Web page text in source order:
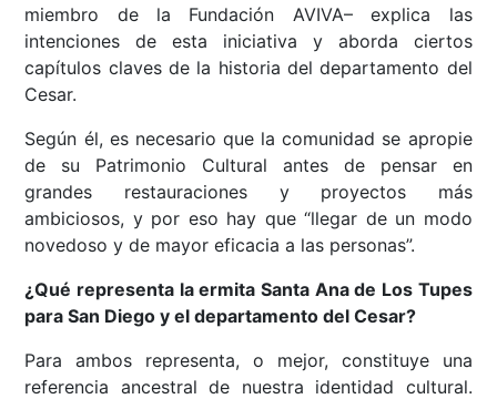
miembro de la Fundación AVIVA– explica las
intenciones de esta iniciativa y aborda ciertos
capítulos claves de la historia del departamento del
Cesar.
Según él, es necesario que la comunidad se apropie
de su Patrimonio Cultural antes de pensar en
grandes restauraciones y proyectos más
ambiciosos, y por eso hay que “llegar de un modo
novedoso y de mayor eficacia a las personas”.
¿Qué representa la ermita Santa Ana de Los Tupes
para San Diego y el departamento del Cesar?
Para ambos representa, o mejor, constituye una
referencia ancestral de nuestra identidad cultural.